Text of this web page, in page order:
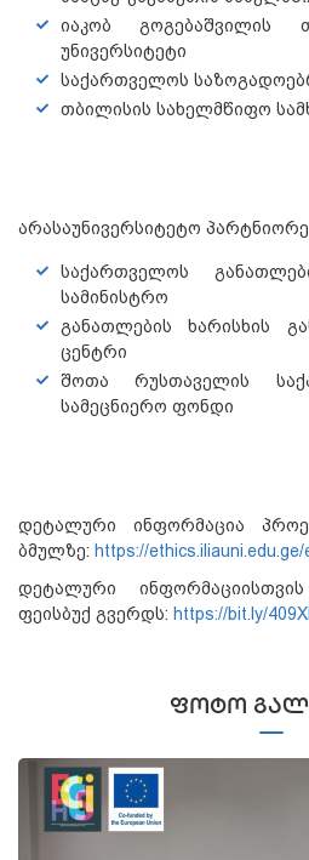
იაკობ გოგებაშვილის
უნივერსიტეტი
საქართველოს
თბილისის სახელმწიფო
არასაუნივერსიტეტო
საქართველოს
სამინისტრო
განათლების ხარისხის
ცენტრი
შოთა რუსთაველის
სამეცნიერო ფონდი
დეტალური ინფორმაცია
ბმულზე: https://ethics.iliauni.edu.ge/
დეტალური
ფეისბუქ გვერდს: https://bit.ly/
ᲤᲝᲢᲝ